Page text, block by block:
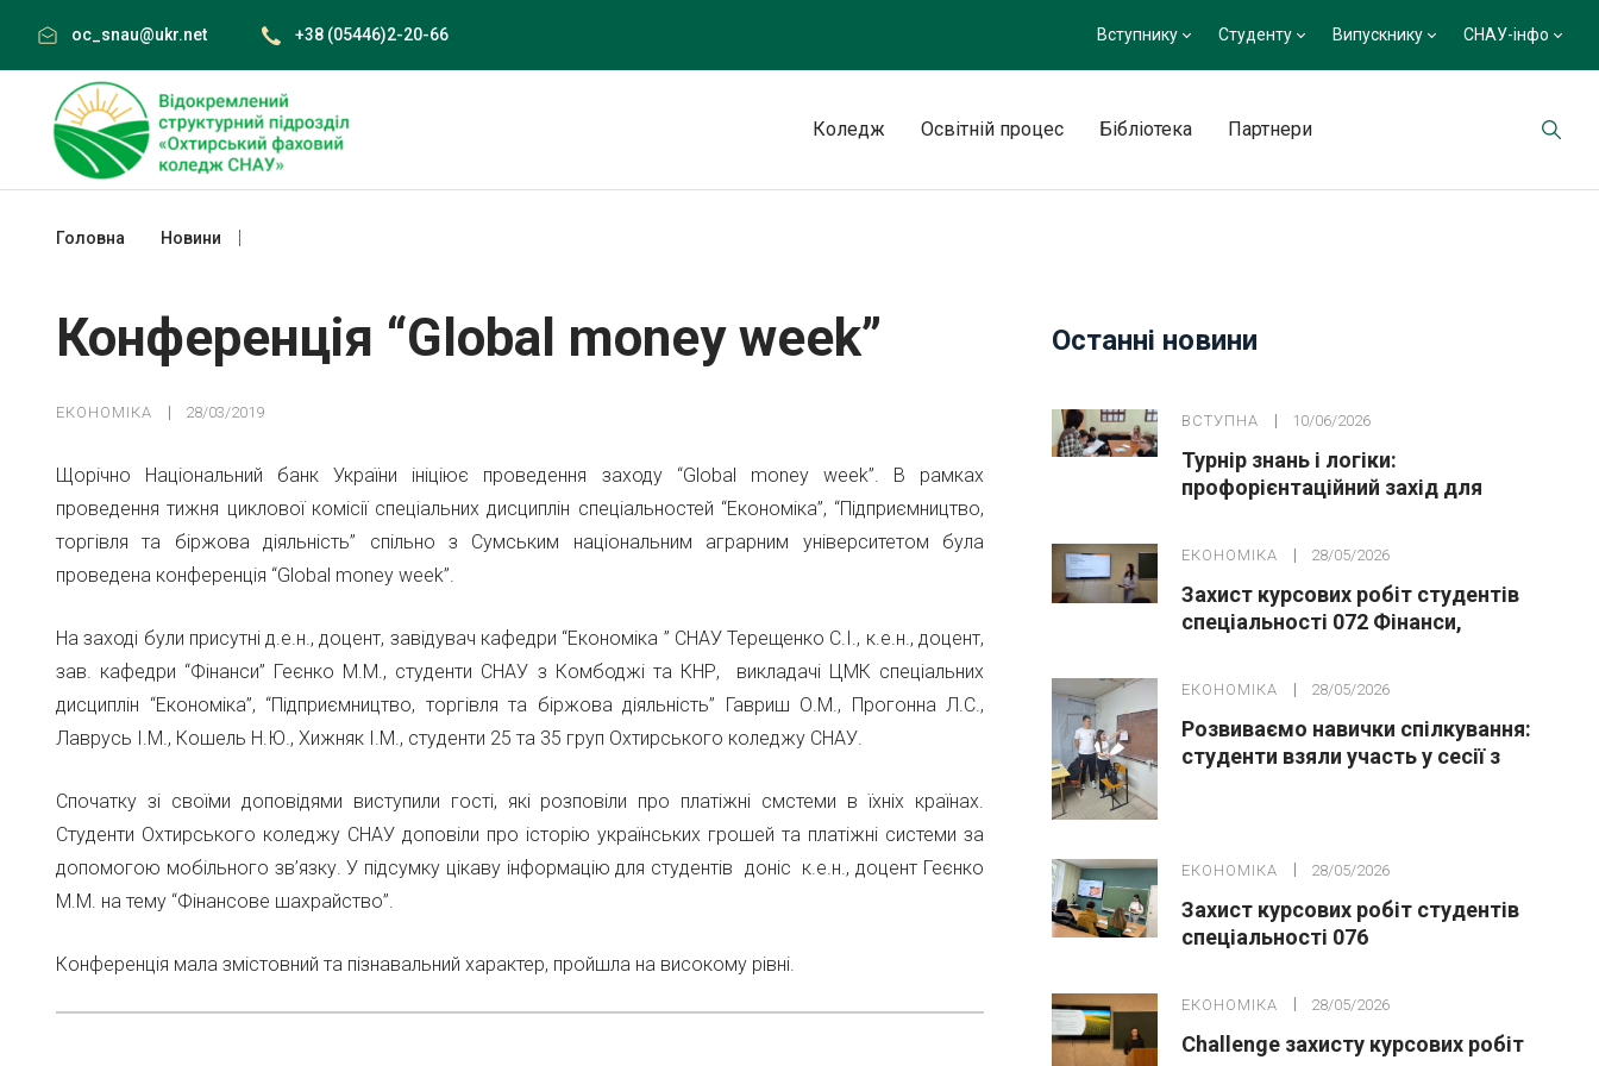
content
oc_snau@ukr.net +38 (05446)2-20-66 Вступнику Студенту Випускнику СНАУ-інфо
Коледж Освітній процес Бібліотека Партнери
Головна Новини
Конференція “Global money week”
ЕКОНОМІКА 28/03/2019
Щорічно Національний банк України ініціює проведення заходу “Global money week”. В рамках
проведення тижня циклової комісії спеціальних дисциплін спеціальностей “Економіка”, “Підприємництво,
торгівля та біржова діяльність” спільно з Сумським національним аграрним університетом була
проведена конференція “Global money week”.
На заході були присутні д.е.н., доцент, завідувач кафедри “Економіка ” СНАУ Терещенко С.І., к.е.н., доцент,
зав. кафедри “Фінанси” Геєнко М.М., студенти СНАУ з Комбоджі та КНР, викладачі ЦМК спеціальних
дисциплін “Економіка”, “Підприємництво, торгівля та біржова діяльність” Гавриш О.М., Прогонна Л.С.,
Лаврусь І.М., Кошель Н.Ю., Хижняк І.М., студенти 25 та 35 груп Охтирського коледжу СНАУ.
Спочатку зі своїми доповідями виступили гості, які розповіли про платіжні смстеми в їхніх країнах.
Студенти Охтирського коледжу СНАУ доповіли про історію українських грошей та платіжні системи за
допомогою мобільного зв’язку. У підсумку цікаву інформацію для студентів доніс к.е.н., доцент Геєнко
М.М. на тему “Фінансове шахрайство”.
Конференція мала змістовний та пізнавальний характер, пройшла на високому рівні.
Останні новини
ВСТУПНА 10/06/2026
Турнір знань і логіки:
профорієнтаційний захід для
ЕКОНОМІКА 28/05/2026
Захист курсових робіт студентів
спеціальності 072 Фінанси,
ЕКОНОМІКА 28/05/2026
Розвиваємо навички спілкування:
студенти взяли участь у сесії з
ЕКОНОМІКА 28/05/2026
Захист курсових робіт студентів
спеціальності 076
ЕКОНОМІКА 28/05/2026
Challenge захисту курсових робіт